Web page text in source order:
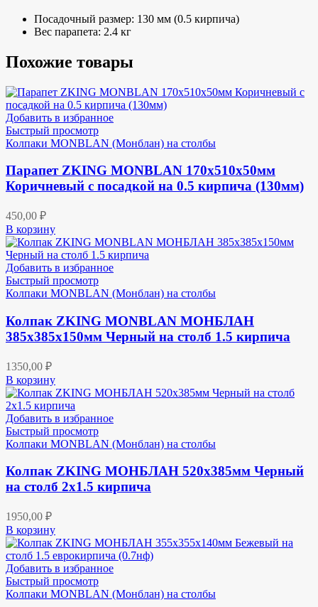
Посадочный размер: 130 мм (0.5 кирпича)
Вес парапета: 2.4 кг
Похожие товары
Добавить в избранное
Быстрый просмотр
Колпаки MONBLAN (Монблан) на столбы
Парапет ZKING MONBLAN 170х510х50мм
Коричневый с посадкой на 0.5 кирпича (130мм)
450,00 ₽
В корзину
Добавить в избранное
Быстрый просмотр
Колпаки MONBLAN (Монблан) на столбы
Колпак ZKING MONBLAN МОНБЛАН
385х385х150мм Черный на столб 1.5 кирпича
1350,00 ₽
В корзину
Добавить в избранное
Быстрый просмотр
Колпаки MONBLAN (Монблан) на столбы
Колпак ZKING МОНБЛАН 520х385мм Черный
на столб 2х1.5 кирпича
1950,00 ₽
В корзину
Добавить в избранное
Быстрый просмотр
Колпаки MONBLAN (Монблан) на столбы